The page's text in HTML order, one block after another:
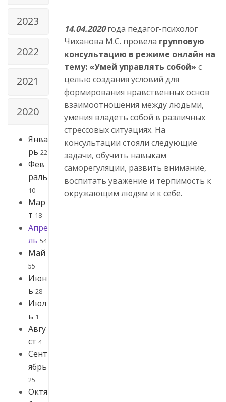
2023
2022
2021
2020
Янва
рь 22
Фев
раль
10
Мар
т 18
Апре
ль 54
Май
55
Июн
ь 28
Июл
ь 1
Авгу
ст 4
Сент
ябрь
25
Октя
14.04.2020года педагог-психолог
Чиханова М.С. провела групповую
консультацию в режиме онлайн на
тему: «Умей управлять собой» с
целью создания условий для
формирования нравственных основ
взаимоотношения между людьми,
умения владеть собой в различных
стрессовых ситуациях. На
консультации стояли следующие
задачи, обучить навыкам
саморегуляции, развить внимание,
воспитать уважение и терпимость к
окружающим людям и к себе.